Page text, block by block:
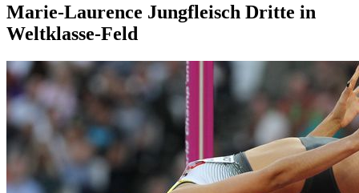
Marie-Laurence Jungfleisch Dritte in
Weltklasse-Feld